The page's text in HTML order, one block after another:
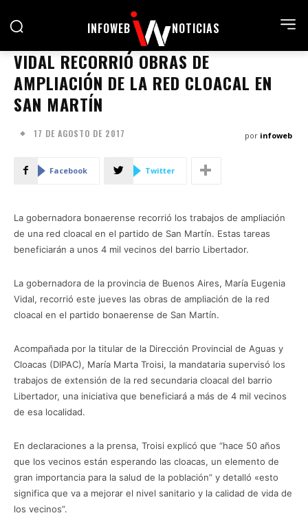
INFOWEB NOTICIAS
VIDAL RECORRIÓ OBRAS DE
AMPLIACIÓN DE LA RED CLOACAL EN
SAN MARTÍN
17 DE AGOSTO DE 2017 por infoweb
Facebook Twitter
La gobernadora bonaerense recorrió los trabajos de ampliación
de una red cloacal en el partido de San Martín. Estas tareas
beneficiarán a unos 4 mil vecinos del barrio Libertador.
La gobernadora de la provincia de Buenos Aires, María Eugenia
Vidal, recorrió este jueves las obras de ampliación de la red
cloacal en el partido bonaerense de San Martín.
Acompañada por la titular de la Dirección Provincial de Aguas y
Cloacas (DIPAC), María Marta Troisi, la mandataria supervisó los
trabajos de extensión de la red secundaria cloacal del barrio
Libertador, una iniciativa que beneficiará a más de 4 mil vecinos
de esa localidad.
En declaraciones a la prensa, Troisi explicó que “hace 50 años
que los vecinos están esperando las cloacas, un elemento de
gran importancia para la salud de la población” y detalló «esto
significa que va a mejorar el nivel sanitario y la calidad de vida de
los vecinos”.